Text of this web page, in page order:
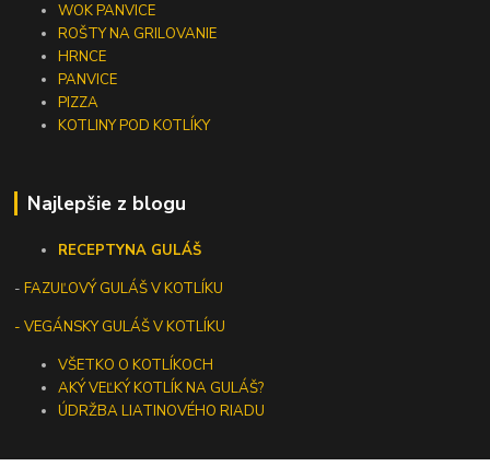
WOK PANVICE
ROŠTY NA GRILOVANIE
HRNCE
PANVICE
PIZZA
KOTLINY POD KOTLÍKY
Najlepšie z blogu
RECEPTYNA GULÁŠ
-FAZUĽOVÝ GULÁŠ V KOTLÍKU
- VEGÁNSKY GULÁŠ V KOTLÍKU
VŠETKO O KOTLÍKOCH
AKÝ VEĽKÝ KOTLÍK NA GULÁŠ?
ÚDRŽBA LIATINOVÉHO RIADU